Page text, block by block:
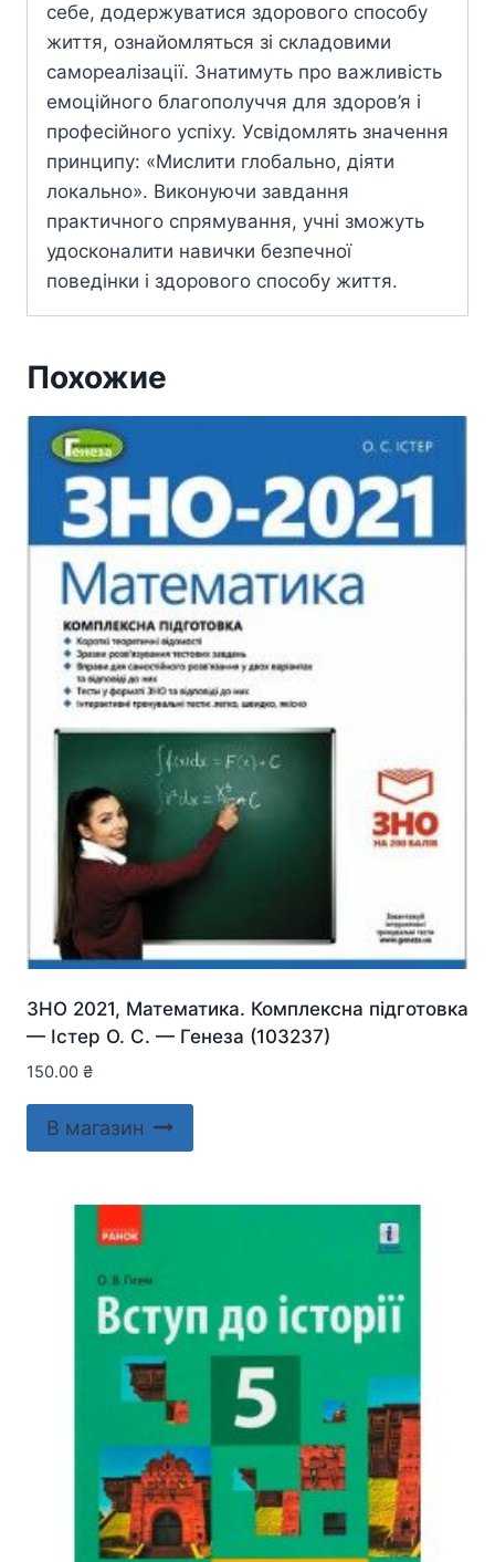
себе, додержуватися здорового способу
життя, ознайомляться зі складовими
самореалізації. Знатимуть про важливість
емоційного благополуччя для здоров’я і
професійного успіху. Усвідомлять значення
принципу: «Мислити глобально, діяти
локально». Виконуючи завдання
практичного спрямування, учні зможуть
удосконалити навички безпечної
поведінки і здорового способу життя.
Похожие
ЗНО 2021, Математика. Комплексна підготовка
— Істер О. С. — Генеза (103237)
150.00 ₴
В магазин